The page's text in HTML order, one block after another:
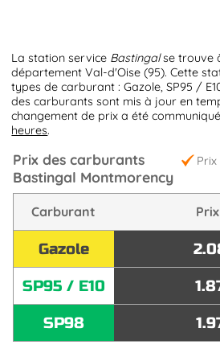
La station service Bastingalse trouve
département Val-d'Oise (95). Cette
types de carburant : Gazole, SP95 /
des carburants sont mis à jour en
changement de prix a été
heures.
Prix
Prix des carburants
Bastingal Montmorency
Carburant
Gazole
SP95 / E10
SP98